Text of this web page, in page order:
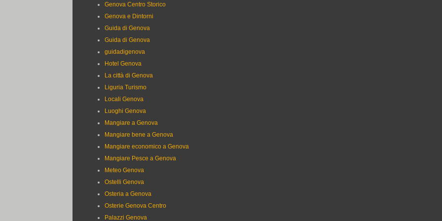
Genova Centro Storico
Genova e Dintorni
Guida di Genova
Guida di Genova
guidadigenova
Hotel Genova
La città di Genova
Liguria Turismo
Locali Genova
Luoghi Genova
Mangiare a Genova
Mangiare bene a Genova
Mangiare economico a Genova
Mangiare Pesce a Genova
Meteo Genova
Ostelli Genova
Osteria a Genova
Osterie Genova Centro
Palazzi Genova